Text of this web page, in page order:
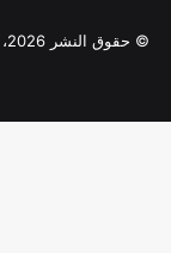
© حقوق النشر 2026، جميع الحقوق محفوظة |